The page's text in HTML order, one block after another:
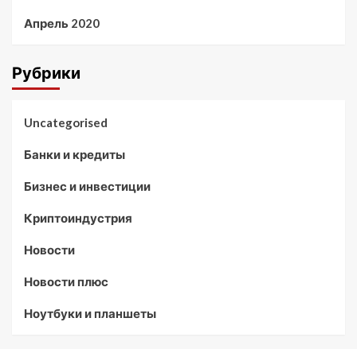
Апрель 2020
Рубрики
Uncategorised
Банки и кредиты
Бизнес и инвестиции
Криптоиндустрия
Новости
Новости плюс
Ноутбуки и планшеты